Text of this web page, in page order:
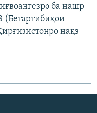
ба нашр
(Бетартибиҳои
нақз